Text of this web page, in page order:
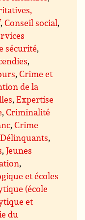
,Conseil social,
sécurité,
,
,Crime et
de la
,Expertise
,Criminalité
,Crime
Délinquants,
,Jeunes
,
et écoles
(école
et
du